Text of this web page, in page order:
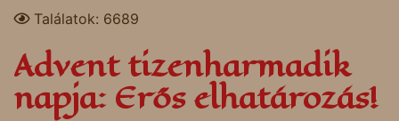
Találatok: 6689
Advent tizenharmadik
napja: Erős elhatározás!